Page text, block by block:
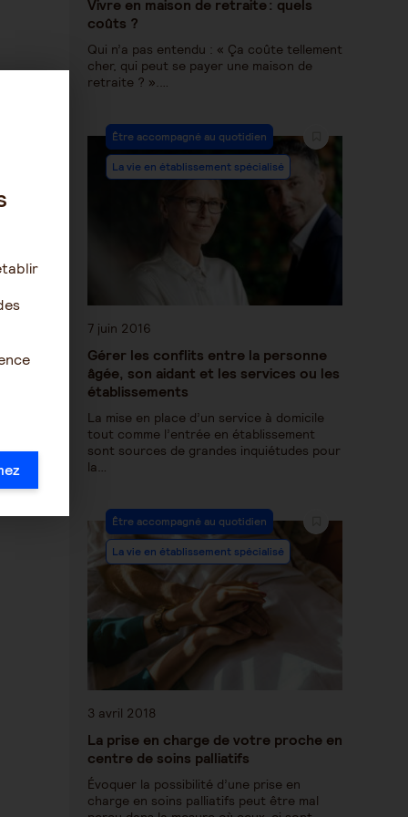
Vivre en maison de retraite : quels
coûts ?
Qui n’a pas entendu : « Ça coûte tellement
cher, qui peut se payer une maison de
retraite ? ».…
Être accompagné au quotidien
La vie en établissement spécialisé
7 juin 2016
Gérer les conflits entre la personne
âgée, son aidant et les services ou les
établissements
La mise en place d’un service à domicile
tout comme l’entrée en établissement
sont sources de grandes inquiétudes pour
la…
Être accompagné au quotidien
La vie en établissement spécialisé
3 avril 2018
La prise en charge de votre proche en
centre de soins palliatifs
Évoquer la possibilité d’une prise en
charge en soins palliatifs peut être mal